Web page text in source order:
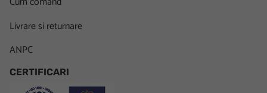
Livrare si returnare
ANPC
CERTIFICARI